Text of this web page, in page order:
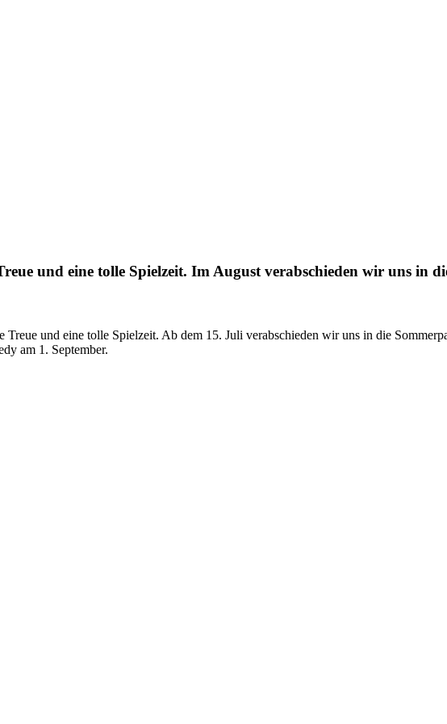
und eine tolle Spielzeit. Im August verabschieden wir uns in
und eine tolle Spielzeit. Ab dem 15. Juli verabschieden wir uns in die
am 1. September.